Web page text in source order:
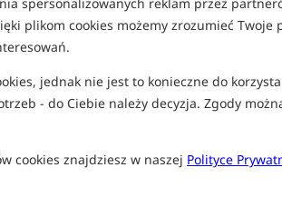
plikom cookies możemy zrozumieć Twoje
jednak nie jest to konieczne do
- do Ciebie należy decyzja. Zgody
cookies znajdziesz w naszej Polityce
MOŻLIWA WYSYŁKA:OD 2
Wszystkie podane ceny zawierają